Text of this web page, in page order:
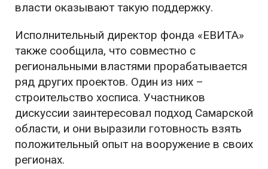
власти оказывают такую поддержку.
Исполнительный директор фонда «ЕВИТА»
также сообщила, что совместно с
региональными властями прорабатывается
ряд других проектов. Один из них –
строительство хосписа. Участников
дискуссии заинтересовал подход Самарской
области, и они выразили готовность взять
положительный опыт на вооружение в своих
регионах.